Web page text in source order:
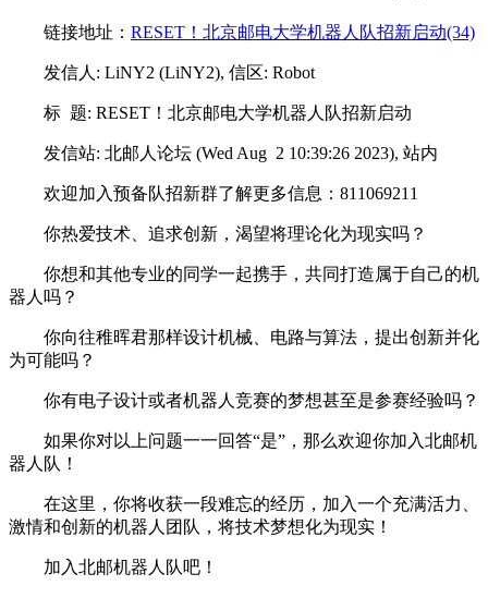
链接地址： RESET！北京邮电大学机器人队招新启动(34)
发信人: LiNY2 (LiNY2), 信区: Robot
标 题: RESET！北京邮电大学机器人队招新启动
发信站: 北邮人论坛 (Wed Aug 2 10:39:26 2023), 站内
欢迎加入预备队招新群了解更多信息：811069211
你热爱技术、追求创新，渴望将理论化为现实吗？
你想和其他专业的同学一起携手，共同打造属于自己的机
器人吗？
你向往稚晖君那样设计机械、电路与算法，提出创新并化
为可能吗？
你有电子设计或者机器人竞赛的梦想甚至是参赛经验吗？
如果你对以上问题一一回答“是”，那么欢迎你加入北邮机
器人队！
在这里，你将收获一段难忘的经历，加入一个充满活力、
激情和创新的机器人团队，将技术梦想化为现实！
加入北邮机器人队吧！